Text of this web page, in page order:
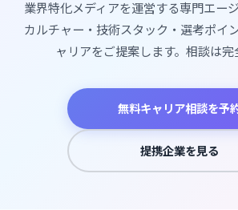
業界特化メディアを運営する専門エー
カルチャー・技術スタック・選考ポイ
ャリアをご提案します。相談は完
無料キャリア相談を予
提携企業を見る